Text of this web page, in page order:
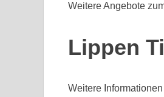
Weitere Angebote
Lippen
Weitere